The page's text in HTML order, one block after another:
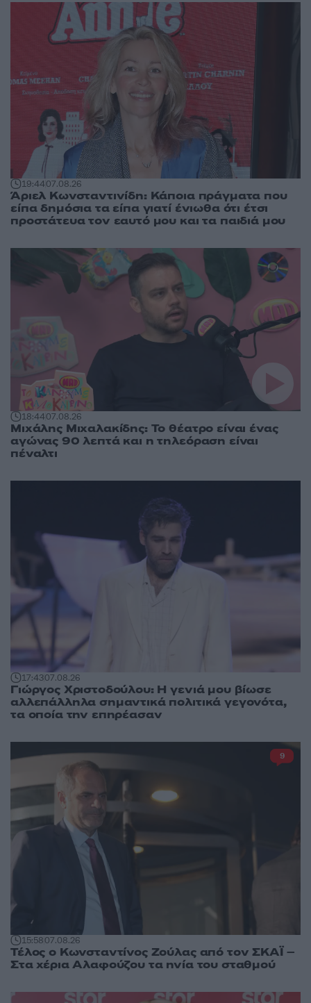
19:4407.08.26
Άριελ Κωνσταντινίδη: Κάποια πράγματα που
είπα δημόσια τα είπα γιατί ένιωθα ότι έτσι
προστάτευα τον εαυτό μου και τα παιδιά μου
18:4407.08.26
Μιχάλης Μιχαλακίδης: Το θέατρο είναι ένας
αγώνας 90 λεπτά και η τηλεόραση είναι
πέναλτι
17:4307.08.26
Γιώργος Χριστοδούλου: Η γενιά μου βίωσε
αλλεπάλληλα σημαντικά πολιτικά γεγονότα,
τα οποία την επηρέασαν
15:5807.08.26
Τέλος ο Κωνσταντίνος Ζούλας από τον ΣΚΑΪ –
Στα χέρια Αλαφούζου τα ηνία του σταθμού
9